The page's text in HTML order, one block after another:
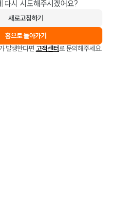
다시 시도해주시겠어요?
새로고침하기
홈으로 돌아가기
발생한다면 고객센터로 문의해주세요.